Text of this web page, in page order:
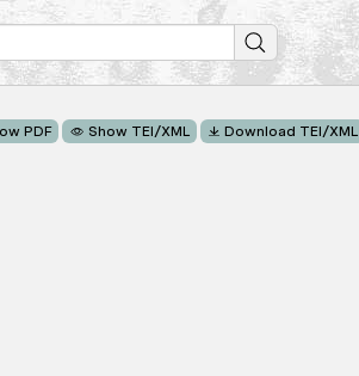
PDF Show TEI/XML
Download TEI/XML